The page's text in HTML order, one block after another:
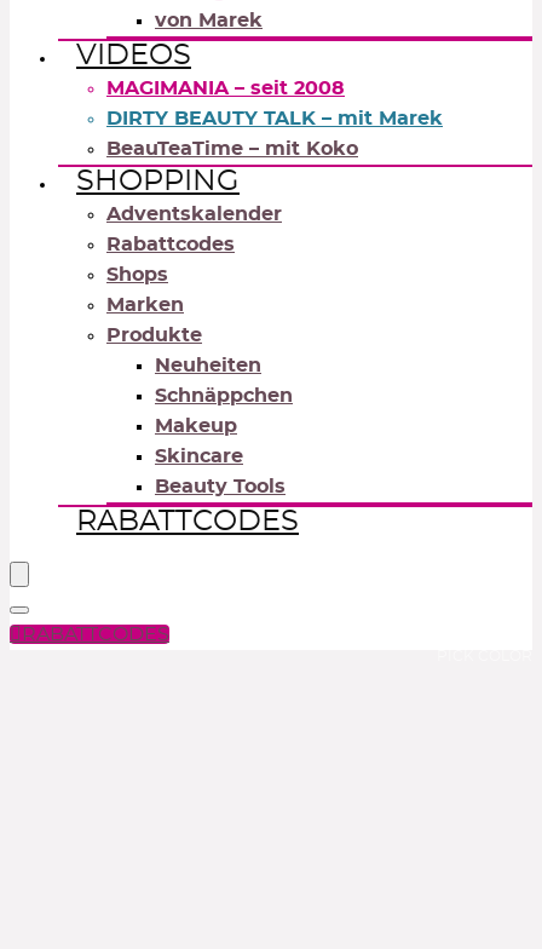
von Marek
VIDEOS
MAGIMANIA – seit 2008
DIRTY BEAUTY TALK – mit Marek
BeauTeaTime – mit Koko
SHOPPING
Adventskalender
Rabattcodes
Shops
Marken
Produkte
Neuheiten
Schnäppchen
Makeup
Skincare
Beauty Tools
RABATTCODES
RABATTCODES